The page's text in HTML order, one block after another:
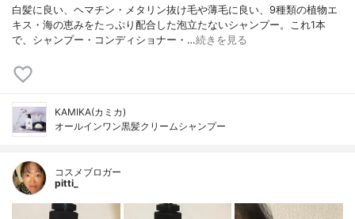
白髪に良い、ヘマチン・メタリン抜け毛や薄毛に良い、9種類の植物エ
キス・海の恵みをたっぷり配合した泡立たないシャンプー。これ1本
で、シャンプー・コンディショナー・…続きを見る
KAMIKA(カミカ)
オールインワン黒髪クリームシャンプー
コスメブロガー
pitti_